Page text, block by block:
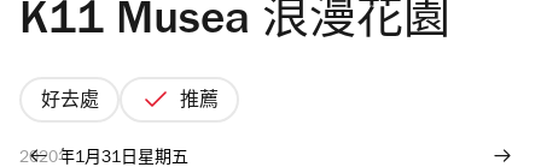
K11 Musea 浪漫花園
好去處 推薦
2020年1月31日星期五